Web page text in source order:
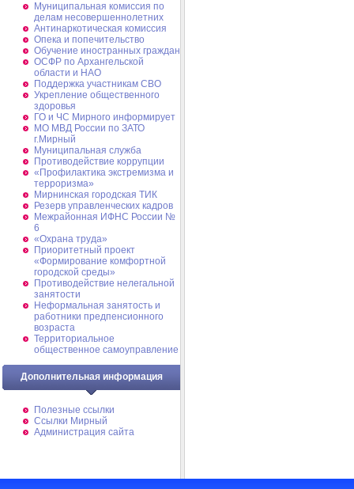
Муниципальная комиссия по
делам несовершеннолетних
Антинаркотическая комиссия
Опека и попечительство
Обучение иностранных граждан
ОСФР по Архангельской
области и НАО
Поддержка участникам СВО
Укрепление общественного
здоровья
ГО и ЧС Мирного информирует
МО МВД России по ЗАТО
г.Мирный
Муниципальная cлужба
Противодействие коррупции
«Профилактика экстремизма и
терроризма»
Мирнинская городская ТИК
Резерв управленческих кадров
Межрайонная ИФНС России №
6
«Охрана труда»
Приоритетный проект
«Формирование комфортной
городской среды»
Противодействие нелегальной
занятости
Неформальная занятость и
работники предпенсионного
возраста
Территориальное
общественное самоуправление
Дополнительная информация
Полезные ссылки
Ссылки Мирный
Администрация сайта